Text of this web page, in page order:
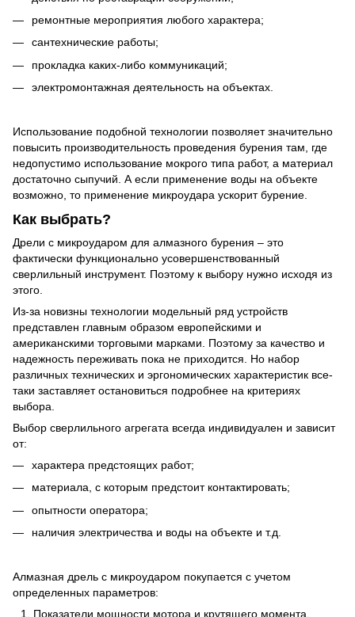
ремонтные мероприятия любого характера;
сантехнические работы;
прокладка каких-либо коммуникаций;
электромонтажная деятельность на объектах.
Использование подобной технологии позволяет значительно
повысить производительность проведения бурения там, где
недопустимо использование мокрого типа работ, а материал
достаточно сыпучий. А если применение воды на объекте
возможно, то применение микроудара ускорит бурение.
Как выбрать?
Дрели с микроударом для алмазного бурения – это
фактически функционально усовершенствованный
сверлильный инструмент. Поэтому к выбору нужно исходя из
этого.
Из-за новизны технологии модельный ряд устройств
представлен главным образом европейскими и
американскими торговыми марками. Поэтому за качество и
надежность переживать пока не приходится. Но набор
различных технических и эргономических характеристик все-
таки заставляет остановиться подробнее на критериях
выбора.
Выбор сверлильного агрегата всегда индивидуален и зависит
от:
характера предстоящих работ;
материала, с которым предстоит контактировать;
опытности оператора;
наличия электричества и воды на объекте и т.д.
Алмазная дрель с микроударом покупается с учетом
определенных параметров:
Показатели мощности мотора и крутящего момента.